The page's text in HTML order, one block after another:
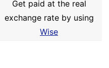
Get paid at the real
exchange rate by using
Wise